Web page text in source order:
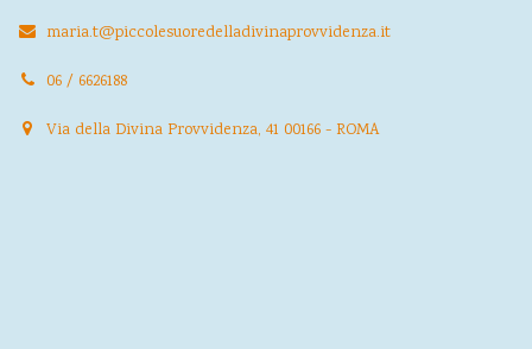
maria.t@piccolesuoredelladivinaprovvidenza.it
06 / 6626188
Via della Divina Provvidenza, 41 00166 - ROMA